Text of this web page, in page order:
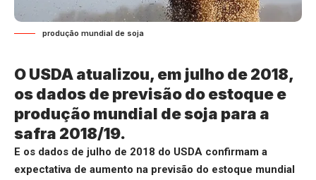
produção mundial de soja
O USDA atualizou, em julho de 2018,
os dados de previsão do estoque e
produção mundial de soja para a
safra 2018/19.
E os dados de julho de 2018 do USDA confirmam a
expectativa de aumento na previsão do estoque mundial